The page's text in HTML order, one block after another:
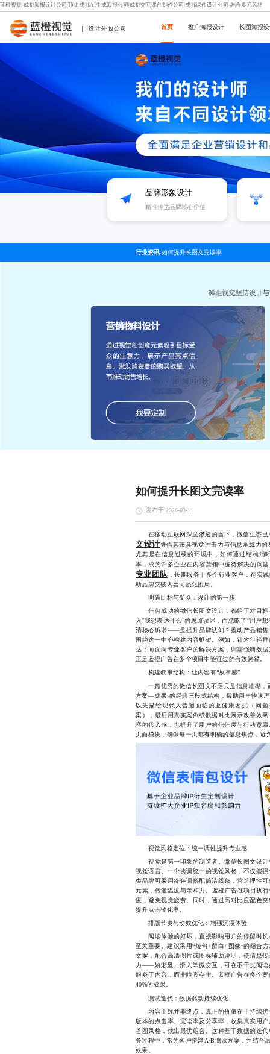
蓝橙视觉-成都海报设计公司|顶尖成都AI生成海报公司|成都交互课件制作公司|成都课件设计公司-融合多元风格
设计外包公司 首页 推广海报设计 长图海报
品牌形象设计
精准传达品牌核心价值
行业资讯 如何提升长图文完读率
如何提升长图文完读率
发布于 2026-03-11
在移动互联网深度渗透的当下，微信生态已
文设计凭借其兼具视觉冲击力与信息承载力
尤其是在信息过载的环境中，如何通过结构清
率，成为许多企业在内容营销中亟待解决的问
专业团队
，长期服务于多个行业客户，在实
助品牌突破内容同质化困局。
明确目标与受众：设计的第一步
任何成功的微信长图文设计，都始于对目标
入“我想表达什么”的思维误区，而忽略了“用户
清核心诉求——是提升品牌认知？推动产品销售
围绕这一中心构建内容框架。例如，针对年轻
达；而面向专业客户的解决方案，则需强调数
正是蓝橙广告在多个项目中验证过的有效路径。
构建叙事结构：让内容有“故事感”
一篇优秀的微信长图文不应只是信息堆砌，
方案—成果”的经典三段式结构，帮助用户快速
以先描绘现代人普遍面临的亚健康困扰（问
案），最后用真实案例或数据对比展示改善效
容的代入感，也提升了用户的信任度与行动意
页面模块，确保每一页都有明确的信息焦点，避
视觉风格定位：统一调性提升专业感
视觉是第一印象的制造者。微信长图文设计
视觉语言。一个协调统一的视觉风格，不仅能
类品牌可采用冷色调搭配简洁线条，营造理性
元素，传递温度与亲和力。蓝橙广告在项目执
度，避免视觉疲劳。同时，通过高对比度配色
提升点击转化率。
排版节奏与动效优化：增强沉浸体验
阅读体验的好坏，直接影响用户的停留时长
至关重要。建议采用“短句+留白+图像”的组合
文案，配合高清图片或图标辅助说明，使信息
力——如渐显、滑入等微交互，可在不干扰阅读
服务于内容，而非喧宾夺主。蓝橙广告在多个
40%的成果。
测试迭代：数据驱动持续优化
内容上线并非终点，真正的价值在于持续优
版本的点击率、完读率及分享率，收集真实用
首图风格，找出最优组合。这种基于数据的迭
务过程中，常为客户搭建A/B测试方案，并结合
效果。